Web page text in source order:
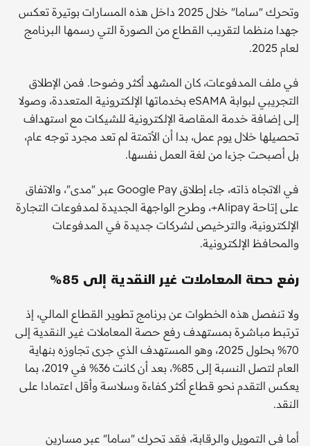
وتحرك "ساما" خلال 2025 داخل هذه المسارات بوتيرة تعكس
جهدا منظما لتقريب القطاع من الصورة التي رسمها البرنامج
لعام 2025.
في ملف المدفوعات، كان المشهد أكثر وضوحا. فمن الإطلاق
التجريبي لبوابة eSAMA بخدماتها الإلكترونية المتعددة، وصولا
إلى إضافة خدمة المقاصة الإلكترونية للشيكات مع استهداف
تحصيلها خلال يوم عمل، بدا أن الأتمتة لم تعد مجرد توجه عام،
بل أصبحت جزءا من لغة العمل نفسها.
في الاتجاه ذاته، جاء إطلاق Google Pay عبر "مدى"، والاتفاق
على إتاحة Alipay+، وطرح الواجهة الجديدة لمدفوعات التجارة
الإلكترونية، والترخيص لشركات جديدة في المدفوعات
والمحافظ الإلكترونية.
رفع حصة المعاملات غير النقدية إلى 85%
ولا تنفصل هذه الخطوات عن برنامج تطوير القطاع المالي، إذ
ترتبط مباشرة بمستهدف رفع حصة المعاملات غير النقدية إلى
70% بحلول 2025، وهو المستهدف الذي جرى تجاوزه بنهاية
العام لتصل النسبة إلى 85%، بعد أن كانت 36% في 2019، بما
يعكس التقدم نحو قطاع أكثر كفاءة وسلاسة وأقل اعتمادا على
النقد.
أما في التمويل والرقابة، فقد تحرك "ساما" عبر مسارين